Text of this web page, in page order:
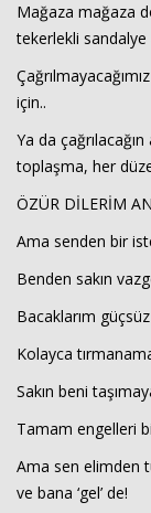
Mağaza mağaza
tekerlekli sandalye
için..
Ya da
toplaşma, her
ÖZÜR DİLERİM
Ama senden bir
Benden sakın
Bacaklarım
Kolayca
Sakın beni
Tamam engelleri
Ama sen elimden
ve bana ‘gel’ de!